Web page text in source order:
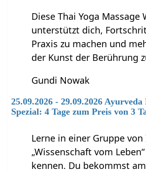
Diese Thai Yoga
unterstützt dich,
Praxis zu machen und
der Kunst der Berührung
Gundi Nowak
25.09.2026 - 29.09.2026
Spezial: 4 Tage zum Preis von 3
Lerne in einer Gruppe
„Wissenschaft vom
kennen. Du bekommst